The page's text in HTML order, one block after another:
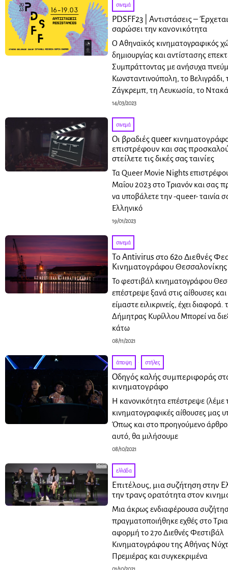
σινεμά
PDSFF23 | Αντιστάσεις –
σαρώσει την κανονικότητα
Ο Αθηναϊκός κινηματογραφικός
δημιουργίας και αντίστασης
Συμπράττοντας με ανήσυχα
Κωνσταντινούπολη, το Βελιγράδι,
Ζάγκρεμπ, τη Λευκωσία, το
14/03/2023
σινεμά
Οι βραδιές queer
επιστρέφουν και σας
στείλετε τις δικές σας ταινίες
Τα Queer Movie Nights
Μαΐου 2023 στο Τριανόν και σας
να υποβάλετε την -queer- ταινία
Ελληνικό
19/01/2023
σινεμά
Το Αntivirus στο 62ο Διεθνές
Κινηματογράφου Θεσσαλονίκης
Το φεστιβάλ κινηματογράφου
επέστρεψε ξανά στις αίθουσες και
είμαστε ειλικρινείς, έχει διαφορά.
Δήμητρας Κυρίλλου Μπορεί να
κάτω
08/11/2021
άποψη · στήλες
Οδηγός καλής συμπεριφοράς
κινηματογράφο
Η κανονικότητα επέστρεψε (λέμε
κινηματογραφικές αίθουσες μας
Όπως και στο προηγούμενο άρθρο,
αυτό, θα μιλήσουμε
08/10/2021
ελλάδα
Επιτέλους, μια συζήτηση στην
την τρανς ορατότητα στον
Μια άκρως ενδιαφέρουσα
πραγματοποιήθηκε εχθές στο
αφορμή το 27ο Διεθνές Φεστιβάλ
Κινηματογράφου της Αθήνας
Πρεμιέρας και συγκεκριμένα